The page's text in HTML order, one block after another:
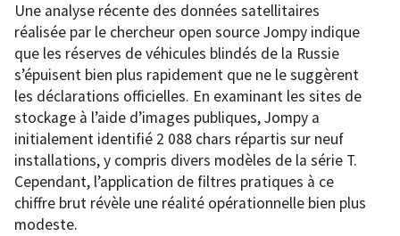
Une analyse récente des données satellitaires
réalisée par le chercheur open source Jompy indique
que les réserves de véhicules blindés de la Russie
s’épuisent bien plus rapidement que ne le suggèrent
les déclarations officielles. En examinant les sites de
stockage à l’aide d’images publiques, Jompy a
initialement identifié 2 088 chars répartis sur neuf
installations, y compris divers modèles de la série T.
Cependant, l’application de filtres pratiques à ce
chiffre brut révèle une réalité opérationnelle bien plus
modeste.